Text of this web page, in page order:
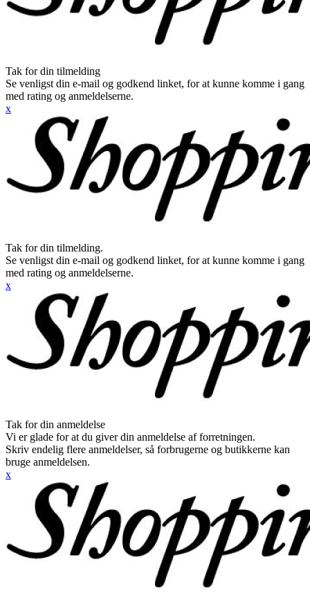
Tak for din tilmelding
Se venligst din e-mail og godkend linket, for at kunne komme i gang
med rating og anmeldelserne.
x
Tak for din tilmelding.
Se venligst din e-mail og godkend linket, for at kunne komme i gang
med rating og anmeldelserne.
x
Tak for din anmeldelse
Vi er glade for at du giver din anmeldelse af forretningen.
Skriv endelig flere anmeldelser, så forbrugerne og butikkerne kan
bruge anmeldelsen.
x